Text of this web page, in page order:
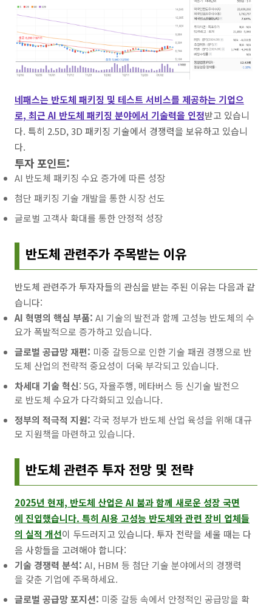
네패스는 반도체 패키징 및 테스트 서비스를 제공하는 기업으
로, 최근 AI 반도체 패키징 분야에서 기술력을 인정받고 있습니
다. 특히 2.5D, 3D 패키징 기술에서 경쟁력을 보유하고 있습니
다.
투자 포인트:
AI 반도체 패키징 수요 증가에 따른 성장
첨단 패키징 기술 개발을 통한 시장 선도
글로벌 고객사 확대를 통한 안정적 성장
반도체 관련주가 주목받는 이유
반도체 관련주가 투자자들의 관심을 받는 주된 이유는 다음과 같
습니다:
AI 혁명의 핵심 부품: AI 기술의 발전과 함께 고성능 반도체의 수
요가 폭발적으로 증가하고 있습니다.
글로벌 공급망 재편: 미중 갈등으로 인한 기술 패권 경쟁으로 반
도체 산업의 전략적 중요성이 더욱 부각되고 있습니다.
차세대 기술 혁신: 5G, 자율주행, 메타버스 등 신기술 발전으
로 반도체 수요가 다각화되고 있습니다.
정부의 적극적 지원: 각국 정부가 반도체 산업 육성을 위해 대규
모 지원책을 마련하고 있습니다.
반도체 관련주 투자 전망 및 전략
2025년 현재, 반도체 산업은 AI 붐과 함께 새로운 성장 국면
에 진입했습니다. 특히 AI용 고성능 반도체와 관련 장비 업체들
의 실적 개선이 두드러지고 있습니다. 투자 전략을 세울 때는 다
음 사항들을 고려해야 합니다:
기술 경쟁력 분석: AI, HBM 등 첨단 기술 분야에서의 경쟁력
을 갖춘 기업에 주목하세요.
글로벌 공급망 포지션: 미중 갈등 속에서 안정적인 공급망을 확